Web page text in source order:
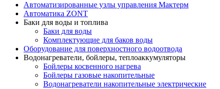
Автоматизированные узлы управления Мактерм
Автоматика ZONT
Баки для воды и топлива
Баки для воды
Комплектующие для баков воды
Оборудование для поверхностного водоотвода
Водонагреватели, бойлеры, теплоаккумуляторы
Бойлеры косвенного нагрева
Бойлеры газовые накопительные
Водонагреватели накопительные электрические